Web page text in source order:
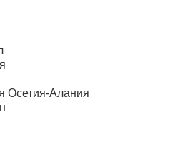
Осетия-Алания